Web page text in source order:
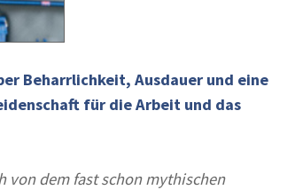
Beharrlichkeit, Ausdauer und eine
für die Arbeit und das
von dem fast schon mythischen